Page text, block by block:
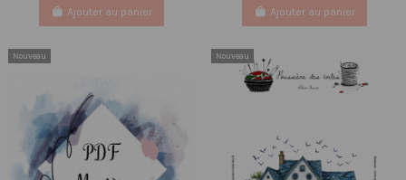
Ajouter au panier Ajouter au panier
Nouveau Nouveau